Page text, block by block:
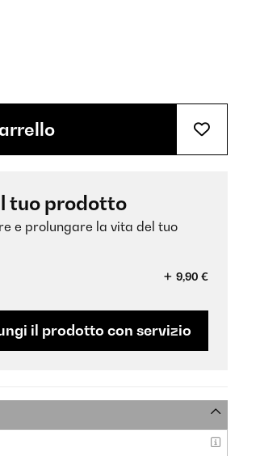
tuo prodotto
e prolungare la vita del tuo
9,90 €
il prodotto con servizio